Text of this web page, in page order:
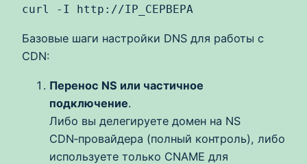
Базовые шаги настройки DNS для работы с
CDN:
Перенос NS или частичное
подключение.
Либо вы делегируете домен на NS
CDN‑провайдера (полный контроль), либо
используете только CNAME для